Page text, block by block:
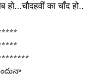
हो...चौदहवीं का चाँद हो..
***